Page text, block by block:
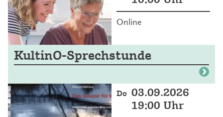
Online
KultinO-Sprechstunde
Do 03.09.2026
19:00 Uhr